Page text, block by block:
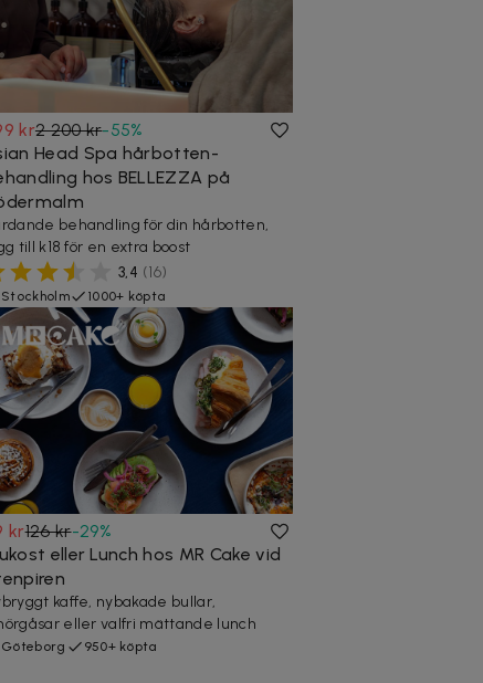
kr2 200 kr-55%
Head Spa hårbotten-
hos BELLEZZA på
behandling för din hårbotten,
till k18 för en extra boost
3,4 (16)
Stockholm 1000+ köpta
kr126 kr-29%
eller Lunch hos MR Cake vid
kaffe, nybakade bullar,
eller valfri mättande lunch
Göteborg 950+ köpta